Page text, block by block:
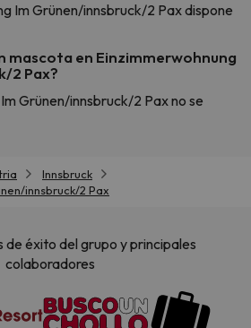
Im Grünen/innsbruck/2 Pax dispone
mascota en Einzimmerwohnung
2 Pax?
Grünen/innsbruck/2 Pax no se
Innsbruck
innsbruck/2 Pax
de éxito del grupo y principales
colaboradores